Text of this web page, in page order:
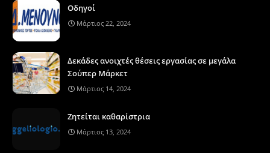
Οδηγοί
Μάρτιος 22, 2024
Δεκάδες ανοιχτές θέσεις εργασίας σε μεγάλα
Σούπερ Μάρκετ
Μάρτιος 14, 2024
Ζητείται καθαρίστρια
Μάρτιος 13, 2024